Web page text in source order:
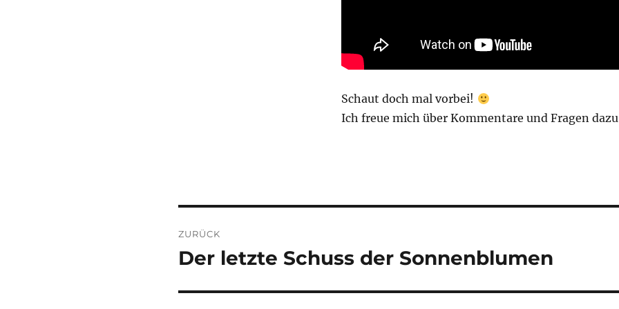
Schaut doch mal vorbei!
Ich freue mich über Kommentare und Fragen
ZURÜCK
Vorheriger
Der letzte Schuss der Sonnenblumen